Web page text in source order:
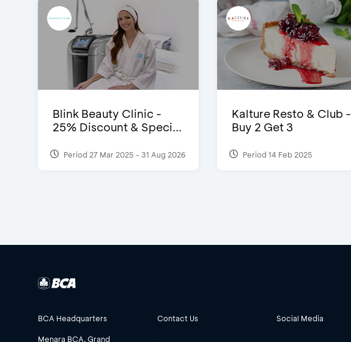
Blink Beauty Clinic -
25% Discount & Speci...
Period 27 Mar 2025 - 31 Aug 2026
Kalture Resto & Club -
Buy 2 Get 3
Period 14 Feb 2025
BCA Headquarters
Menara BCA, Grand
Contact Us Social Media